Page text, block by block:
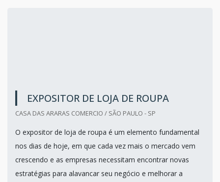
EXPOSITOR DE LOJA DE ROUPA
CASA DAS ARARAS COMERCIO / SÃO PAULO - SP
O expositor de loja de roupa é um elemento fundamental
nos dias de hoje, em que cada vez mais o mercado vem
crescendo e as empresas necessitam encontrar novas
estratégias para alavancar seu negócio e melhorar a